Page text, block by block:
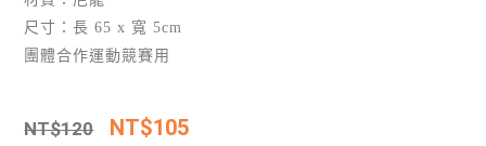
尺寸：長 65 x 寬 5cm
團體合作運動競賽用
NT$120 NT$105